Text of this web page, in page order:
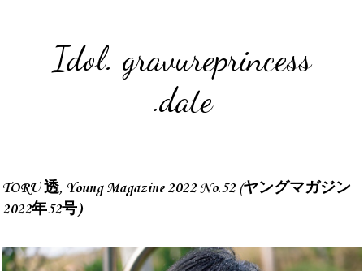
Idol. gravureprincess
.date
TORU 透, Young Magazine 2022 No.52 (ヤングマガジン
2022年52号)